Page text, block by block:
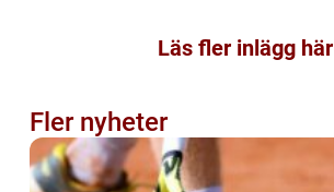
Läs fler inlägg här
Fler nyheter